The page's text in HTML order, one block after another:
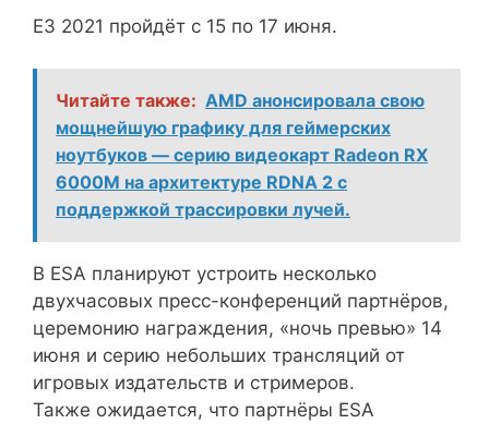
E3 2021 пройдёт с 15 по 17 июня.
Читайте также: AMD анонсировала свою
мощнейшую графику для геймерских
ноутбуков — серию видеокарт Radeon RX
6000M на архитектуре RDNA 2 с
поддержкой трассировки лучей.
В ESA планируют устроить несколько
двухчасовых пресс-конференций партнёров,
церемонию награждения, «ночь превью» 14
июня и серию небольших трансляций от
игровых издательств и стримеров.
Также ожидается, что партнёры ESA